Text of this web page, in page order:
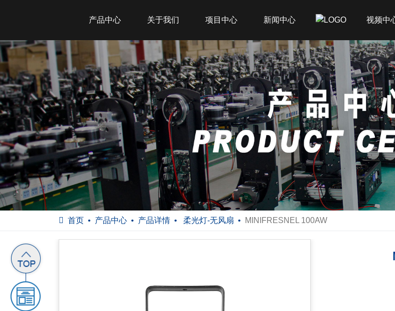
产品中心 关于我们 项目中心 新闻中心 视频中
首页 产品中心 产品详情 柔光灯-无风扇 MINIFRESNEL 100AW